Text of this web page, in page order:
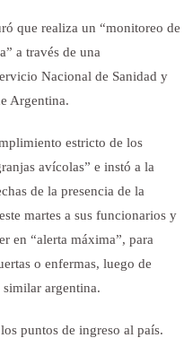
que realiza un “monitoreo de
a través de una
Nacional de Sanidad y
Argentina.
estricto de los
avícolas” e instó a la
de la presencia de la
martes a sus funcionarios y
en “alerta máxima”, para
o enfermas, luego de
argentina.
puntos de ingreso al país.